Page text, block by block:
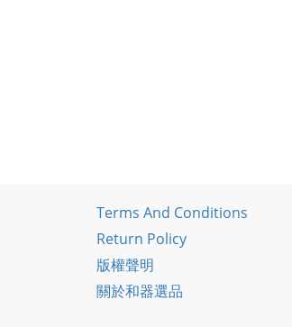
Terms And Conditions
Return Policy
版權聲明
關於和器選品